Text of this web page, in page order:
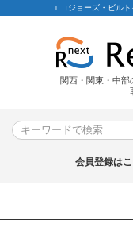
エコジョーズ・ビル
関西・関東・中部
会員登録は